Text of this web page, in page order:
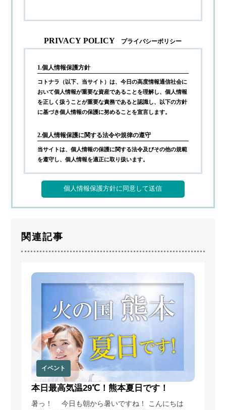
PRIVACY POLICY プライバシーポリシー
1.個人情報保護方針
コトナラ（以下、当サイト）は、今日の高度情報通信社会に
おいて個人情報が重要な資産であることを理解し、個人情報
を正しく扱うことが重要な責務であると認識し、以下の方針
に基づき個人情報の保護に努めることを宣言します。
2.個人情報保護に関する法令や規律の遵守
当サイトは、個人情報の保護に関する法令及びその他の規範
を遵守し、個人情報を適正に取り扱います。
3.個人情報の取得
当サイトが個人情報を取得する際には、利用目的を明確化す
るよう努力し、お墓に関するご案内サービス(以下、本サー
す。
ウェブサイトその他各種媒体等に掲載する統計データ等
の分析業務実施のため
各種サービスの企画・開発や満足度向上等を目的とした
アンケート調査等の実施のため
6)
商品・サービス等の各種連絡・ダイレクトメール・メー
ルマガジン・お知らせ等の配信・送付のため
お問い合わせ、ご相談に対応するため
8)
広告の表示のため
9)
その他、上記利用目的に付随する目的のため
4.個人情報の利用
当サイトが取得した個人情報は、取得の際に示した利用目的
関連記事
イベント
本日最高気温29℃！熊本夏日です！
暑っ！ 今日も朝から暑いですね！ こんにちは